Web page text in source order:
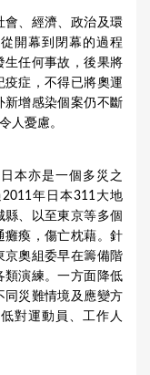
會、經濟、政治及環
開幕到閉幕的過程
生任何事故，後果將
症，不得已將奧運
新增感染個案仍不斷
人憂慮。
本亦是一個多災之
年日本311大地
、以至東京等多個
癱瘓，傷亡枕藉。針
京奧組委早在籌備階
類演練。一方面降低
同災難情境及應變方
對運動員、工作人